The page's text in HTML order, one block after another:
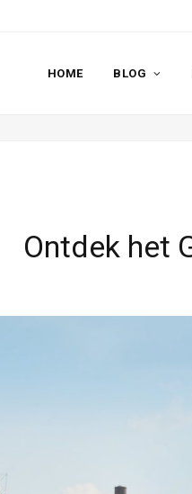
HOME BLOG
Ontdek het